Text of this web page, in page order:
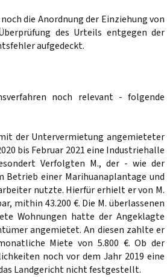
die Anordnung der Einziehung von
des Urteils entgegen der
aufgedeckt.
noch relevant - folgende
der Untervermietung angemieteter
bis Februar 2021 eine Industriehalle
Verfolgten M., der - wie der
Betrieb einer Marihuanaplantage und
nutzte. Hierfür erhielt er von M.
mithin 43.200 €. Die M. überlassenen
Wohnungen hatte der Angeklagte
angemietet. An diesen zahlte er
Miete von 5.800 €. Ob der
noch vor dem Jahr 2019 eine
Landgericht nicht festgestellt.